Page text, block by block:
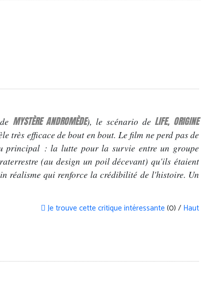
MYSTÈRE ANDROMÈDE), le scénario deLIFE, ORIGINE
très efficace de bout en bout. Le film ne perd pas de
principal : la lutte pour la survie entre un groupe
(au design un poil décevant) qu'ils étaient
réalisme qui renforce la crédibilité de l'histoire. Un
Je trouve cette critique intéressante(0) / Haut